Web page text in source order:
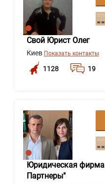
Свой Юрист Олег
Киев Показать контакты
1128 19
Юридическая
Партнеры"